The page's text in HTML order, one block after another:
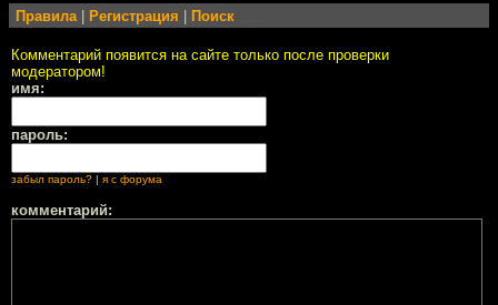
Правила| Регистрация Поиск
Комментарий появится на сайте только после проверки
модератором!
имя:
пароль:
забыл пароль? я с форума
комментарий: